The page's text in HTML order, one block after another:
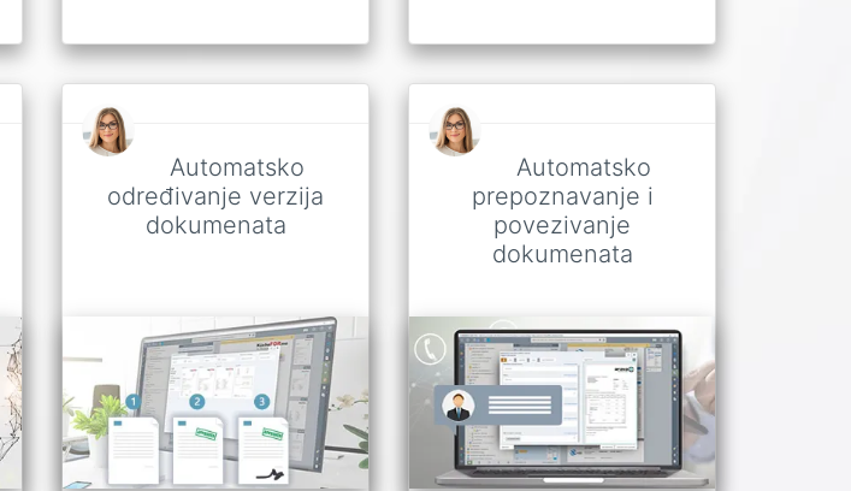
Automatsko
određivanje verzija
dokumenata
Automatsko
prepoznavanje i
povezivanje
dokumenata